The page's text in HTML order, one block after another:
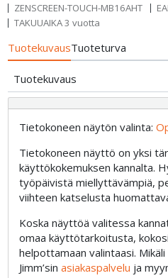
ZENSCREEN-TOUCH-MB16AHT
TAKUUAIKA 3 vuotta
TuotekuvausTuoteturva
Tuotekuvaus
Tietokoneen näytön valinta:
Tietokoneen näyttö on yksi
käyttökokemuksen kannalta.
työpäivistä miellyttävämpiä,
viihteen katselusta
Koska näyttöä valitessa
omaa käyttötarkoitusta,
helpottamaan valintaasi.
Jimm’sinasiakaspalvelu ja